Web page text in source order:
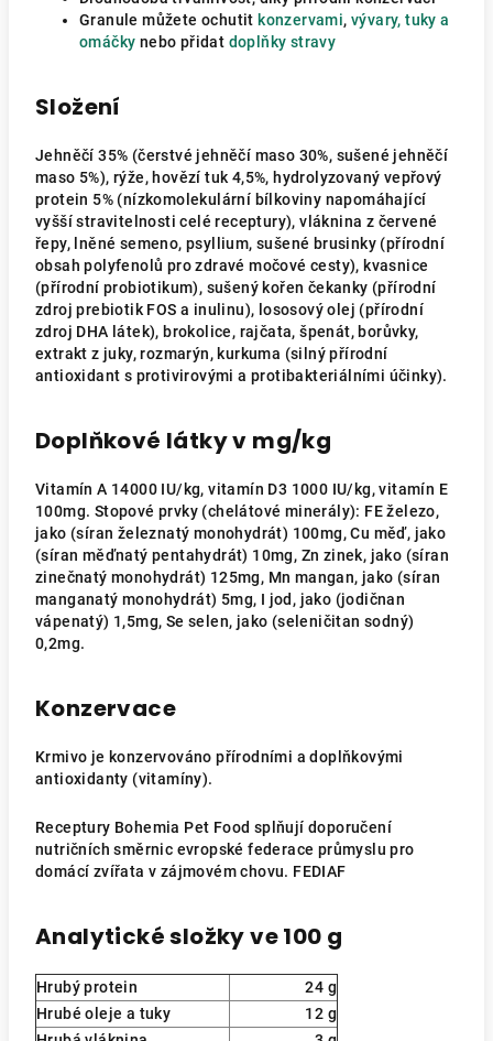
Granule můžete ochutit konzervami,vývary, tuky a
omáčky nebo přidat doplňky stravy
Složení
Jehněčí 35% (čerstvé jehněčí maso 30%, sušené jehněčí
maso 5%), rýže, hovězí tuk 4,5%, hydrolyzovaný vepřový
protein 5% (nízkomolekulární bílkoviny napomáhající
vyšší stravitelnosti celé receptury), vláknina z červené
řepy, lněné semeno, psyllium, sušené brusinky (přírodní
obsah polyfenolů pro zdravé močové cesty), kvasnice
(přírodní probiotikum), sušený kořen čekanky (přírodní
zdroj prebiotik FOS a inulinu), lososový olej (přírodní
zdroj DHA látek), brokolice, rajčata, špenát, borůvky,
extrakt z juky, rozmarýn, kurkuma (silný přírodní
antioxidant s protivirovými a protibakteriálními účinky).
Doplňkové látky v mg/kg
Vitamín A 14000 IU/kg, vitamín D3 1000 IU/kg, vitamín E
100mg. Stopové prvky (chelátové minerály): FE železo,
jako (síran železnatý monohydrát) 100mg, Cu měď, jako
(síran měďnatý pentahydrát) 10mg, Zn zinek, jako (síran
zinečnatý monohydrát) 125mg, Mn mangan, jako (síran
manganatý monohydrát) 5mg, I jod, jako (jodičnan
vápenatý) 1,5mg, Se selen, jako (seleničitan sodný)
0,2mg.
Konzervace
Krmivo je konzervováno přírodními a doplňkovými
antioxidanty (vitamíny).
Receptury Bohemia Pet Food splňují doporučení
nutričních směrnic evropské federace průmyslu pro
domácí zvířata v zájmovém chovu. FEDIAF
Analytické složky ve 100 g
Hrubý protein
24 g
Hrubé oleje a tuky
12 g